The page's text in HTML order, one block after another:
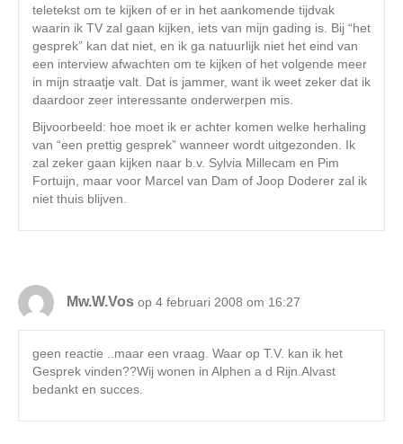
teletekst om te kijken of er in het aankomende tijdvak
waarin ik TV zal gaan kijken, iets van mijn gading is. Bij “het
gesprek” kan dat niet, en ik ga natuurlijk niet het eind van
een interview afwachten om te kijken of het volgende meer
in mijn straatje valt. Dat is jammer, want ik weet zeker dat ik
daardoor zeer interessante onderwerpen mis.
Bijvoorbeeld: hoe moet ik er achter komen welke herhaling
van “een prettig gesprek” wanneer wordt uitgezonden. Ik
zal zeker gaan kijken naar b.v. Sylvia Millecam en Pim
Fortuijn, maar voor Marcel van Dam of Joop Doderer zal ik
niet thuis blijven.
Mw.W.Vos op 4 februari 2008 om 16:27
geen reactie ..maar een vraag. Waar op T.V. kan ik het
Gesprek vinden??Wij wonen in Alphen a d Rijn.Alvast
bedankt en succes.